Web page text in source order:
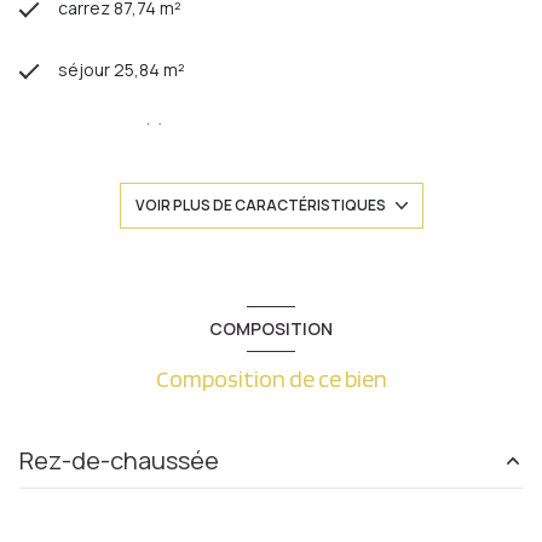
carrez 87,74 m²
séjour 25,84 m²
3 chambre(s)
cuisine séparée
VOIR PLUS DE CARACTÉRISTIQUES
COMPOSITION
Composition de ce bien
Rez-de-chaussée